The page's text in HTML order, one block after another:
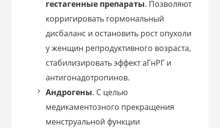
гестагенные препараты. Позволяют
корригировать гормональный
дисбаланс и остановить рост опухоли
у женщин репродуктивного возраста,
стабилизировать эффект аГнРГ и
антигонадотропинов.
Андрогены. С целью
медикаментозного прекращения
менструальной функции